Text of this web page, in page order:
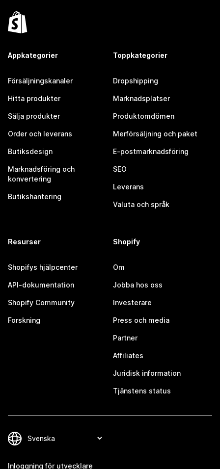
Appkategorier
Försäljningskanaler
Hitta produkter
Sälja produkter
Order och leverans
Butiksdesign
Marknadsföring och
konvertering
Butikshantering
Toppkategorier
Dropshipping
Marknadsplatser
Produktomdömen
Merförsäljning och paket
E-postmarknadsföring
SEO
Leverans
Valuta och språk
Resurser
Shopifys hjälpcenter
API-dokumentation
Shopify Community
Forskning
Shopify
Om
Jobba hos oss
Investerare
Press och media
Partner
Affiliates
Juridisk information
Tjänstens status
Inloggning för utvecklare